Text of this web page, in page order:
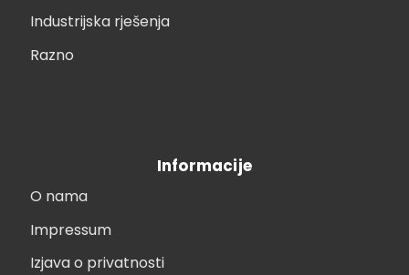
Industrijska rješenja
Razno
Informacije
O nama
Impressum
Izjava o privatnosti